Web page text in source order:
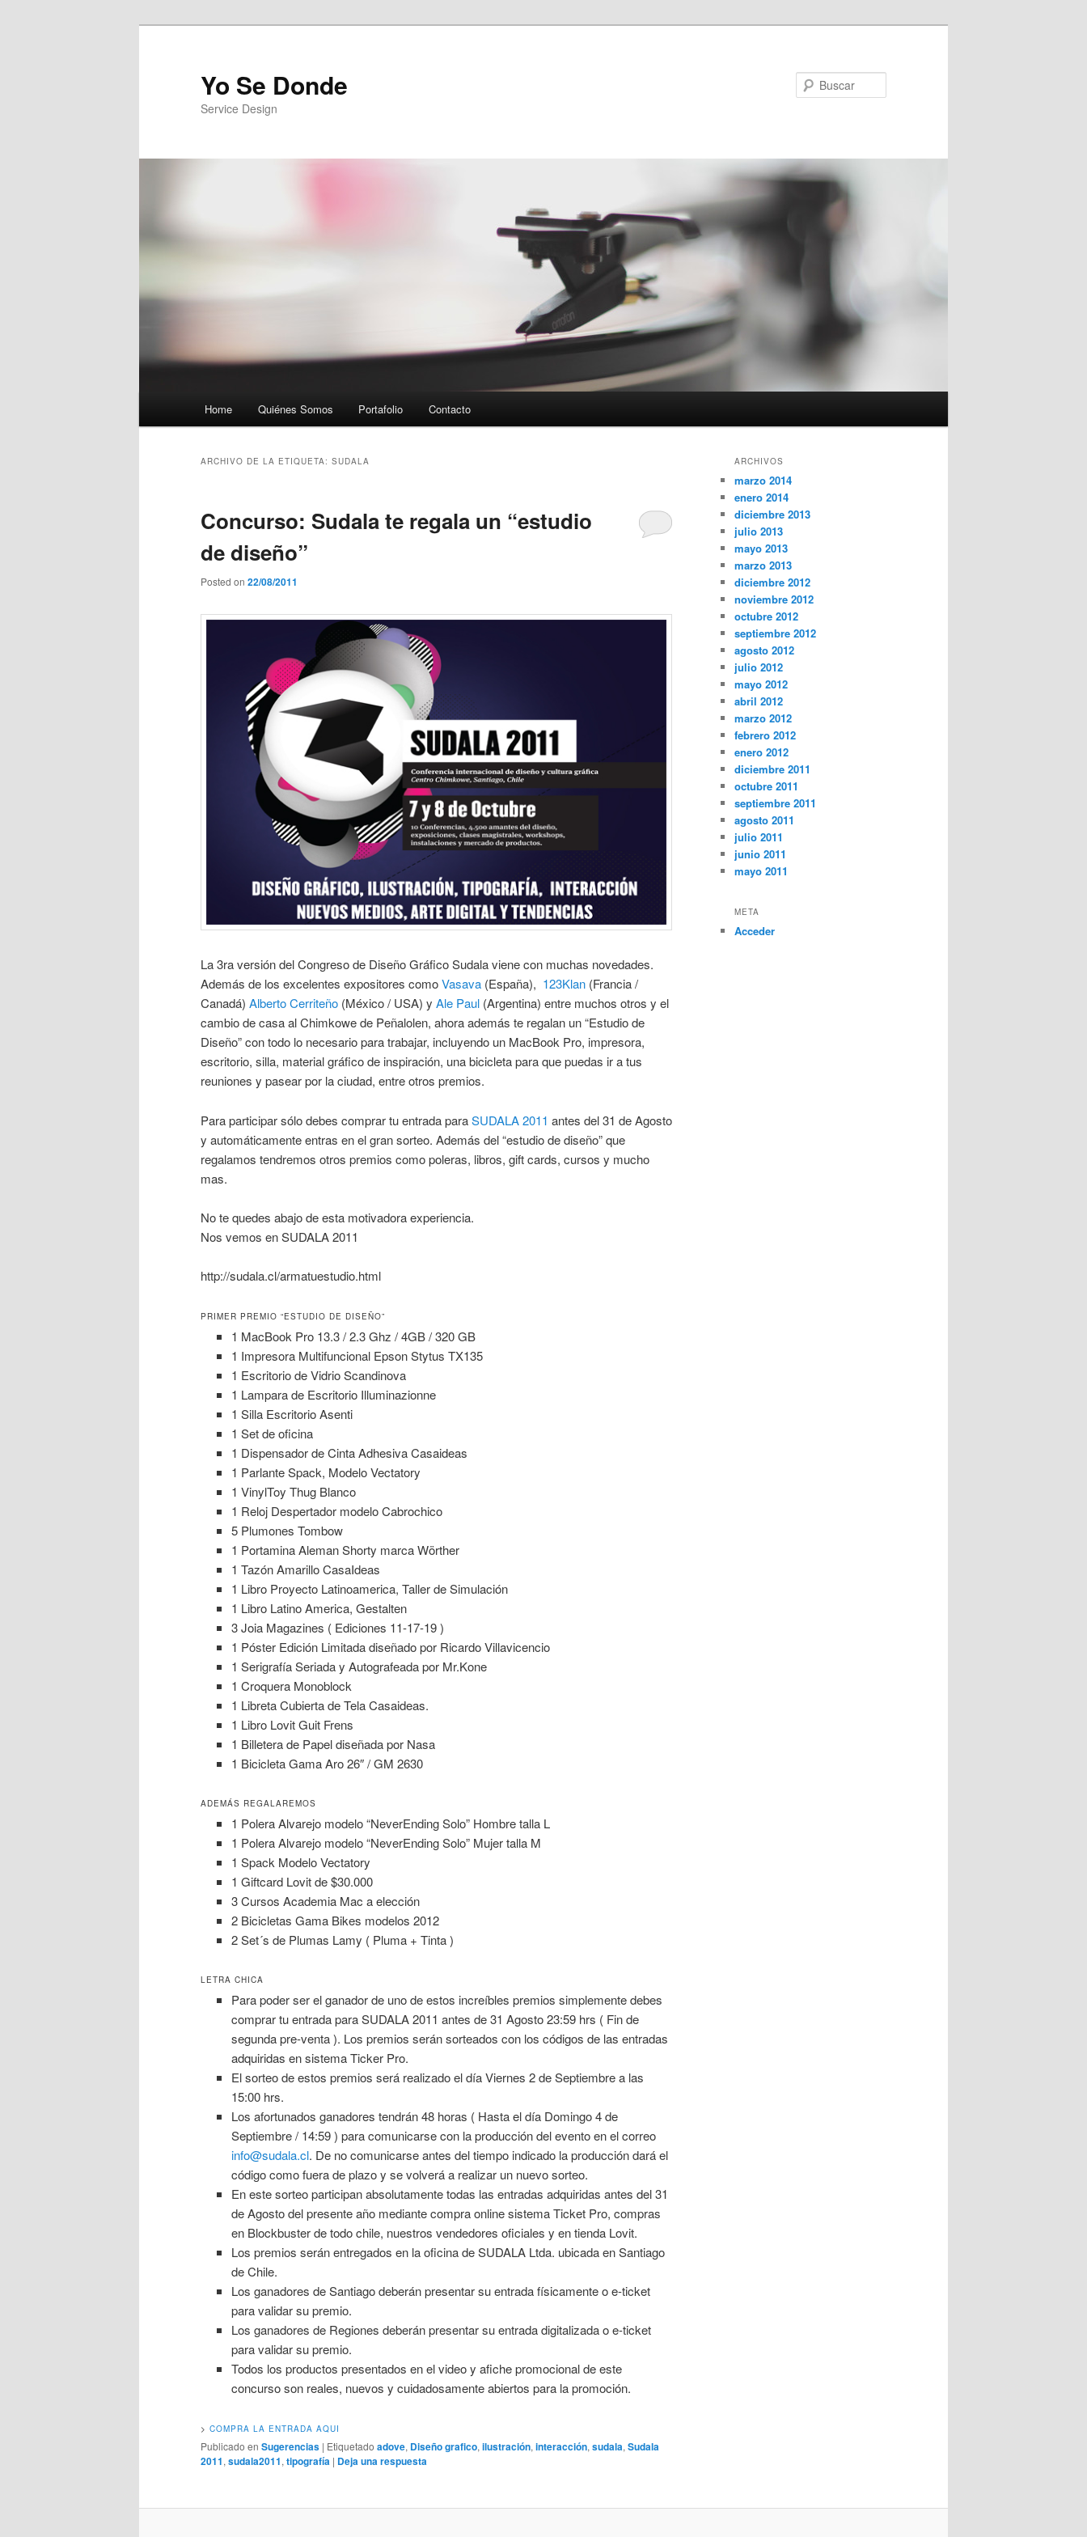
Yo Se Donde
Service Design
Ir al contenido principal
Ir al contenido secundario
Home Quiénes Somos Portafolio Contacto
ARCHIVO DE LA ETIQUETA: SUDALA
Concurso: Sudala te regala un “estudio
de diseño”
Posted on 22/08/2011
La 3ra versión del Congreso de Diseño Gráfico Sudala viene con muchas novedades.
Además de los excelentes expositores comoVasava (España), 123Klan (Francia /
Canadá) Alberto Cerriteño (México / USA) y Ale Paul (Argentina) entre muchos otros y el
cambio de casa al Chimkowe de Peñalolen, ahora además te regalan un “Estudio de
Diseño” con todo lo necesario para trabajar, incluyendo un MacBook Pro, impresora,
escritorio, silla, material gráfico de inspiración, una bicicleta para que puedas ir a tus
reuniones y pasear por la ciudad, entre otros premios.
Para participar sólo debes comprar tu entrada paraSUDALA 2011 antes del 31 de Agosto
y automáticamente entras en el gran sorteo. Además del “estudio de diseño” que
regalamos tendremos otros premios como poleras, libros, gift cards, cursos y mucho
mas.
No te quedes abajo de esta motivadora experiencia.
Nos vemos en SUDALA 2011
http://sudala.cl/armatuestudio.html
PRIMER PREMIO “ESTUDIO DE DISEÑO”
1 MacBook Pro 13.3 / 2.3 Ghz / 4GB / 320 GB
1 Impresora Multifuncional Epson Stytus TX135
1 Escritorio de Vidrio Scandinova
1 Lampara de Escritorio Illuminazionne
1 Silla Escritorio Asenti
1 Set de oficina
1 Dispensador de Cinta Adhesiva Casaideas
1 Parlante Spack, Modelo Vectatory
1 VinylToy Thug Blanco
1 Reloj Despertador modelo Cabrochico
5 Plumones Tombow
1 Portamina Aleman Shorty marca Wörther
1 Tazón Amarillo CasaIdeas
1 Libro Proyecto Latinoamerica, Taller de Simulación
1 Libro Latino America, Gestalten
3 Joia Magazines ( Ediciones 11-17-19 )
1 Póster Edición Limitada diseñado por Ricardo Villavicencio
1 Serigrafía Seriada y Autografeada por Mr.Kone
1 Croquera Monoblock
1 Libreta Cubierta de Tela Casaideas.
1 Libro Lovit Guit Frens
1 Billetera de Papel diseñada por Nasa
1 Bicicleta Gama Aro 26″ / GM 2630
ADEMÁS REGALAREMOS
1 Polera Alvarejo modelo “NeverEnding Solo” Hombre talla L
1 Polera Alvarejo modelo “NeverEnding Solo” Mujer talla M
1 Spack Modelo Vectatory
1 Giftcard Lovit de $30.000
3 Cursos Academia Mac a elección
2 Bicicletas Gama Bikes modelos 2012
2 Set´s de Plumas Lamy ( Pluma + Tinta )
LETRA CHICA
Para poder ser el ganador de uno de estos increíbles premios simplemente debes
comprar tu entrada para SUDALA 2011 antes de 31 Agosto 23:59 hrs ( Fin de
segunda pre-venta ). Los premios serán sorteados con los códigos de las entradas
adquiridas en sistema Ticker Pro.
El sorteo de estos premios será realizado el día Viernes 2 de Septiembre a las
15:00 hrs.
Los afortunados ganadores tendrán 48 horas ( Hasta el día Domingo 4 de
Septiembre / 14:59 ) para comunicarse con la producción del evento en el correo
info@sudala.cl. De no comunicarse antes del tiempo indicado la producción dará el
código como fuera de plazo y se volverá a realizar un nuevo sorteo.
En este sorteo participan absolutamente todas las entradas adquiridas antes del 31
de Agosto del presente año mediante compra online sistema Ticket Pro, compras
en Blockbuster de todo chile, nuestros vendedores oficiales y en tienda Lovit.
Los premios serán entregados en la oficina de SUDALA Ltda. ubicada en Santiago
de Chile.
Los ganadores de Santiago deberán presentar su entrada físicamente o e-ticket
para validar su premio.
Los ganadores de Regiones deberán presentar su entrada digitalizada o e-ticket
para validar su premio.
Todos los productos presentados en el video y afiche promocional de este
concurso son reales, nuevos y cuidadosamente abiertos para la promoción.
> COMPRA LA ENTRADA AQUI
Publicado en Sugerencias | Etiquetado adove, Diseño grafico, ilustración, interacción, sudala, Sudala
2011, sudala2011, tipografía | Deja una respuesta
ARCHIVOS
marzo 2014
enero 2014
diciembre 2013
julio 2013
mayo 2013
marzo 2013
diciembre 2012
noviembre 2012
octubre 2012
septiembre 2012
agosto 2012
julio 2012
mayo 2012
abril 2012
marzo 2012
febrero 2012
enero 2012
diciembre 2011
octubre 2011
septiembre 2011
agosto 2011
julio 2011
junio 2011
mayo 2011
META
Acceder